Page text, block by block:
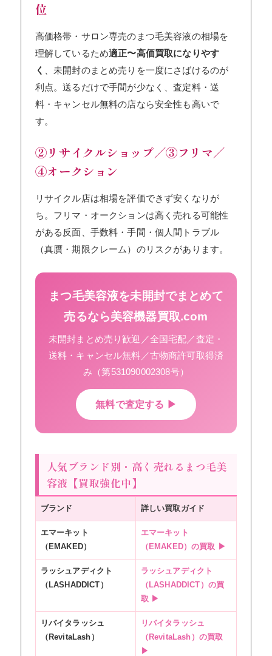
位
高価格帯・サロン専売のまつ毛美容液の相場を
理解しているため適正〜高価買取になりやす
く 、未開封のまとめ売りを一度にさばけるのが
利点。送るだけで手間が少なく、査定料・送
料・キャンセル無料の店なら安全性も高いで
す。
②リサイクルショップ／③フリマ／
④オークション
リサイクル店は相場を評価できず安くなりが
ち。フリマ・オークションは高く売れる可能性
がある反面、手数料・手間・個人間トラブル
（真贋・期限クレーム）のリスクがあります。
まつ毛美容液を未開封でまとめて
売るなら美容機器買取.com
未開封まとめ売り歓迎／全国宅配／査定・
送料・キャンセル無料／古物商許可取得済
み（第531090002308号）
無料で査定する ▶
人気ブランド別・高く売れるまつ毛美
容液【買取強化中】
ブランド 詳しい買取ガイド
エマーキット
（EMAKED）
エマーキット
（EMAKED）の買取 ▶
ラッシュアディクト
（LASHADDICT）
ラッシュアディクト
（LASHADDICT）の買
取 ▶
リバイタラッシュ
（RevitaLash）
リバイタラッシュ
（RevitaLash）の買取
▶